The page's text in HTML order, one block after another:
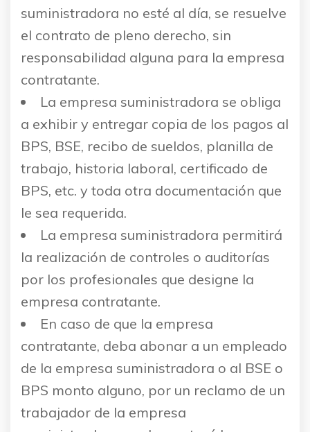
suministradora no esté al día, se resuelve
el contrato de pleno derecho, sin
responsabilidad alguna para la empresa
contratante.
La empresa suministradora se obliga
a exhibir y entregar copia de los pagos al
BPS, BSE, recibo de sueldos, planilla de
trabajo, historia laboral, certificado de
BPS, etc. y toda otra documentación que
le sea requerida.
La empresa suministradora permitirá
la realización de controles o auditorías
por los profesionales que designe la
empresa contratante.
En caso de que la empresa
contratante, deba abonar a un empleado
de la empresa suministradora o al BSE o
BPS monto alguno, por un reclamo de un
trabajador de la empresa